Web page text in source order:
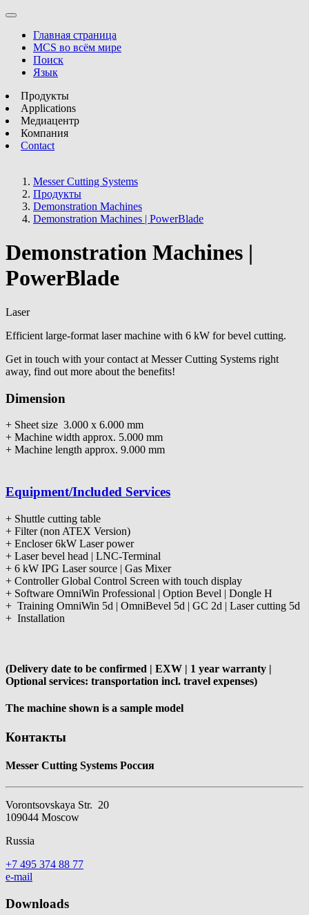
Главная страница
MCS во всём мире
Поиск
Язык
Продукты
Applications
Медиацентр
Компания
Contact
Messer Cutting Systems
Продукты
Demonstration Machines
Demonstration Machines | PowerBlade
Demonstration Machines |
PowerBlade
Laser
Efficient large-format laser machine with 6 kW for bevel cutting.
Get in touch with your contact at Messer Cutting Systems right
away, find out more about the benefits!
Dimension
+ Sheet size 3.000 x 6.000 mm
+ Machine width approx. 5.000 mm
+ Machine length approx. 9.000 mm
Equipment/Included Services
+ Shuttle cutting table
+ Filter (non ATEX Version)
+ Encloser 6kW Laser power
+ Laser bevel head | LNC-Terminal
+ 6 kW IPG Laser source | Gas Mixer
+ Controller Global Control Screen with touch display
+ Software OmniWin Professional | Option Bevel | Dongle H
+ Training OmniWin 5d | OmniBevel 5d | GC 2d | Laser cutting 5d
+ Installation
(Delivery date to be confirmed | EXW | 1 year warranty |
Optional services: transportation incl. travel expenses)
The machine shown is a sample model
Контакты
Messer Cutting Systems Россия
Vorontsovskaya Str. 20
109044 Moscow
Russia
+7 495 374 88 77
e-mail
Downloads